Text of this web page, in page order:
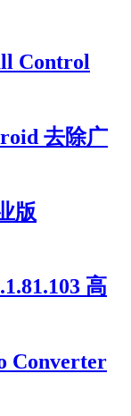
Control
去除广
版
高
Converter